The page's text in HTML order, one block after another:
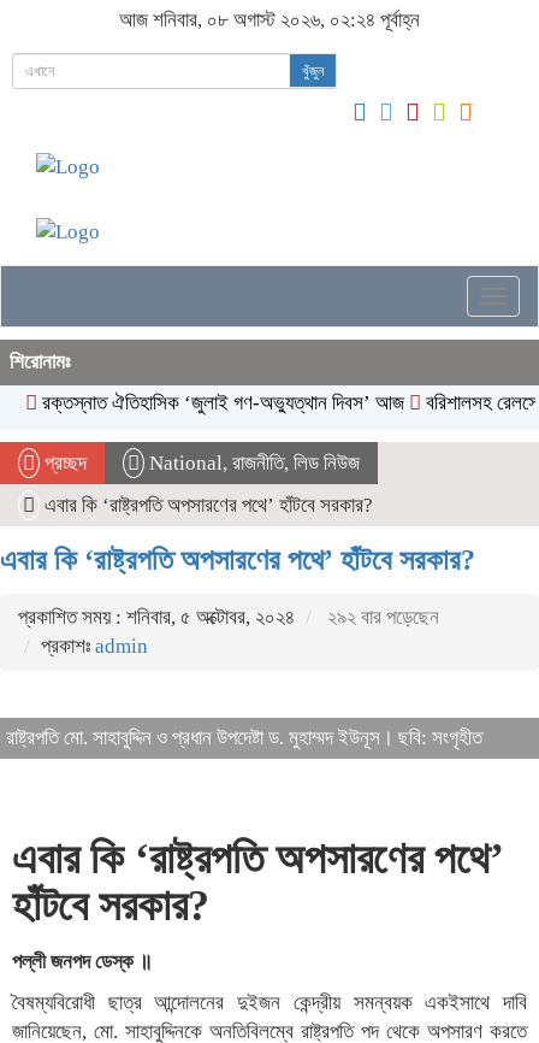
আজ শনিবার, ০৮ অগাস্ট ২০২৬, ০২:২৪ পূর্বাহ্ন
খুঁজুন
শিরোনামঃ
রক্তস্নাত ঐতিহাসিক ‌‘জুলাই গণ-অভ্যুত্থান দিবস’ আজ
বরিশালসহ রেলসেবা
প্রচ্ছদ National, রাজনীতি, লিড নিউজ
এবার কি ‘রাষ্ট্রপতি অপসারণের পথে’ হাঁটবে সরকার?
এবার কি ‘রাষ্ট্রপতি অপসারণের পথে’ হাঁটবে সরকার?
প্রকাশিত সময় : শনিবার, ৫ অক্টোবর, ২০২৪
২৯২ বার পড়েছেন
প্রকাশঃ admin
রাষ্ট্রপতি মো. সাহাবুদ্দিন ও প্রধান উপদেষ্টা ড. মুহাম্মদ ইউনূস। ছবি: সংগৃহীত
এবার কি ‘রাষ্ট্রপতি অপসারণের পথে’
হাঁটবে সরকার?
পল্লী জনপদ ডেস্ক ॥
বৈষম্যবিরোধী ছাত্র আন্দোলনের দুইজন কেন্দ্রীয় সমন্বয়ক একইসাথে দাবি
জানিয়েছেন, মো. সাহাবুদ্দিনকে অনতিবিলম্বে রাষ্ট্রপতি পদ থেকে অপসারণ করতে